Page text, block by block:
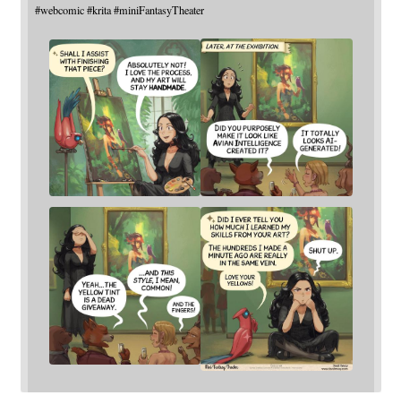
#webcomic #krita #miniFantasyTheater